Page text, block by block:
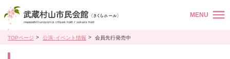
MENU
TOPページ 公演･イベント情報 会員先行発売中